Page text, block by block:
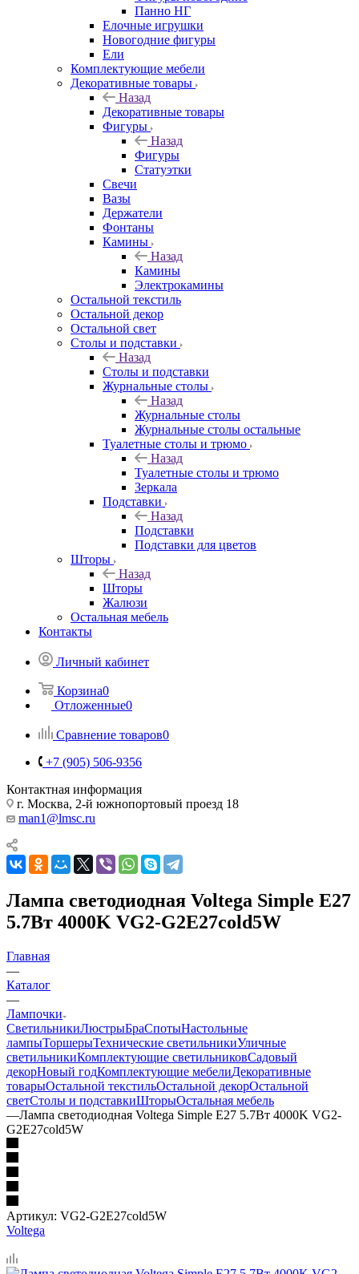
Панно НГ
Елочные игрушки
Новогодние фигуры
Ели
Комплектующие мебели
Декоративные товары
Назад
Декоративные товары
Фигуры
Назад
Фигуры
Статуэтки
Свечи
Вазы
Держатели
Фонтаны
Камины
Назад
Камины
Электрокамины
Остальной текстиль
Остальной декор
Остальной свет
Столы и подставки
Назад
Столы и подставки
Журнальные столы
Назад
Журнальные столы
Журнальные столы остальные
Туалетные столы и трюмо
Назад
Туалетные столы и трюмо
Зеркала
Подставки
Назад
Подставки
Подставки для цветов
Шторы
Назад
Шторы
Жалюзи
Остальная мебель
Контакты
Личный кабинет
Корзина0
Отложенные0
Сравнение товаров0
+7 (905) 506-9356
Контактная информация
г. Москва, 2-й южнопортовый проезд 18
man1@lmsc.ru
Лампа светодиодная Voltega Simple E27
5.7Вт 4000K VG2-G2E27cold5W
Главная
—
Каталог
—
Лампочки
СветильникиЛюстрыБраСпотыНастольные
лампыТоршерыТехнические светильникиУличные
светильникиКомплектующие светильниковСадовый
декорНовый годКомплектующие мебелиДекоративные
товарыОстальной текстильОстальной декорОстальной
светСтолы и подставкиШторыОстальная мебель
—Лампа светодиодная Voltega Simple E27 5.7Вт 4000K VG2-
G2E27cold5W
Артикул: VG2-G2E27cold5W
Voltega